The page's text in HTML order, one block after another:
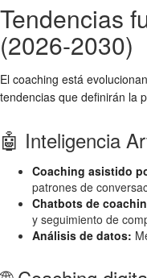
Tendencias
(2026-2030)
El coaching está
tendencias que definirán la
🤖 Inteligencia
Coaching asistido
patrones de
Chatbots de
y seguimiento de
Análisis de datos: